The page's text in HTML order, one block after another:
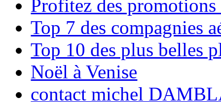
Profitez des
Top 7 des compagnies
Top 10 des plus belles
Noël à Venise
contact michel